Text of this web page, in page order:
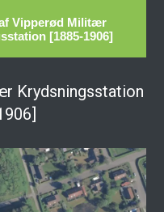
Vipperød Militær
[1885-1906]
Krydsningsstation